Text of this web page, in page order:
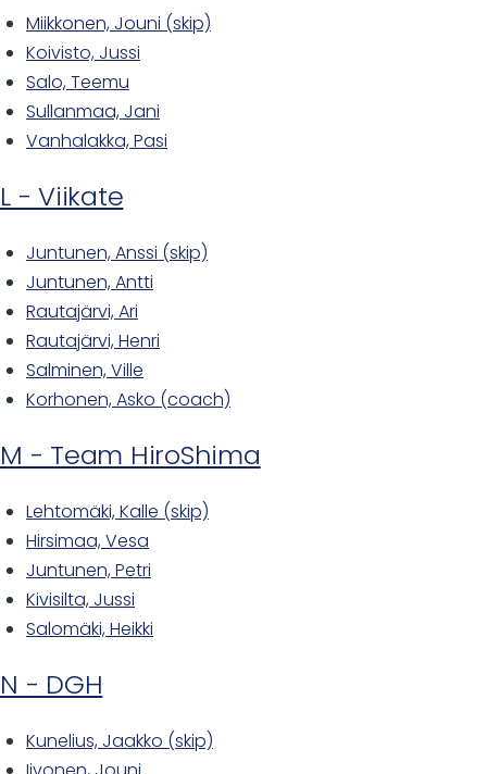
Miikkonen, Jouni (skip)
Koivisto, Jussi
Salo, Teemu
Sullanmaa, Jani
Vanhalakka, Pasi
L - Viikate
Juntunen, Anssi (skip)
Juntunen, Antti
Rautajärvi, Ari
Rautajärvi, Henri
Salminen, Ville
Korhonen, Asko (coach)
M - Team HiroShima
Lehtomäki, Kalle (skip)
Hirsimaa, Vesa
Juntunen, Petri
Kivisilta, Jussi
Salomäki, Heikki
N - DGH
Kunelius, Jaakko (skip)